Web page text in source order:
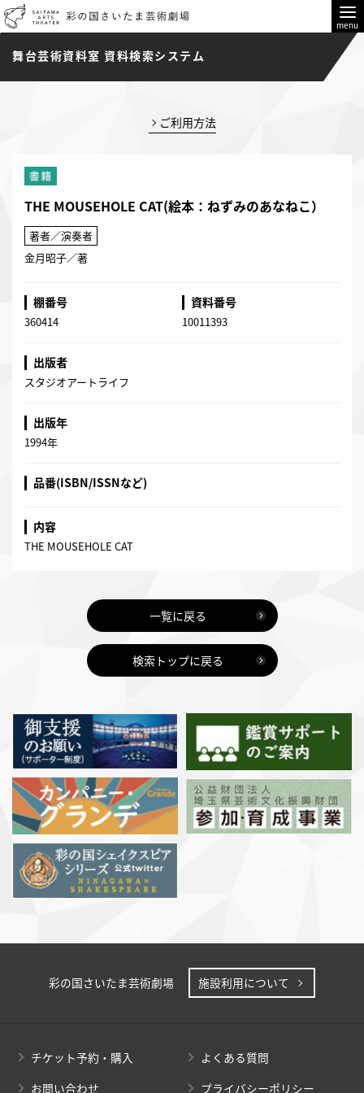
menu
舞台芸術資料室 資料検索システム
ご利用方法
THE MOUSEHOLE CAT(絵本：ねずみのあなねこ）
著者／演奏者
金月昭子／著
棚番号
360414
資料番号
10011393
出版者
スタジオアートライフ
出版年
1994年
品番(ISBN/ISSNなど)
内容
THE MOUSEHOLE CAT
一覧に戻る
検索トップに戻る
彩の国さいたま芸術劇場 施設利用について
チケット予約・購入
よくある質問
お問い合わせ
プライバシーポリシー